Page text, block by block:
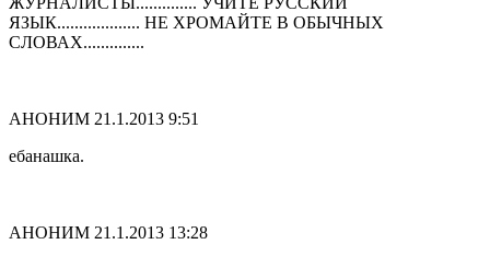
ЯЗЫК................... НЕ ХРОМАЙТЕ В ОБЫЧНЫХ
СЛОВАХ..............
АНОНИМ 21.1.2013 9:51
ебанашка.
АНОНИМ 21.1.2013 13:28